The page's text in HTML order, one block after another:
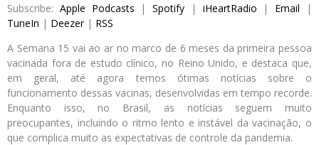
Subscribe: Apple Podcasts |Spotify | iHeartRadio | Email |
TuneIn | Deezer| RSS
A Semana 15 vai ao ar no marco de 6 meses da primeira pessoa
vacinada fora de estudo clínico, no Reino Unido, e destaca que,
em geral, até agora temos ótimas notícias sobre o
funcionamento dessas vacinas, desenvolvidas em tempo recorde.
Enquanto isso, no Brasil, as notícias seguem muito
preocupantes, incluindo o ritmo lento e instável da vacinação, o
que complica muito as expectativas de controle da pandemia.